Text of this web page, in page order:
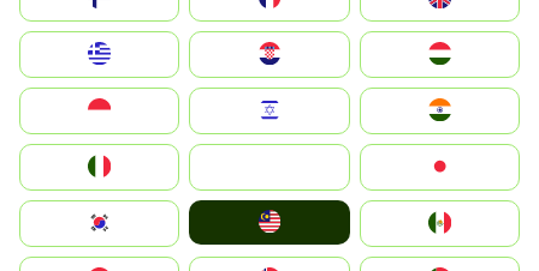
Magyarország
South Korea